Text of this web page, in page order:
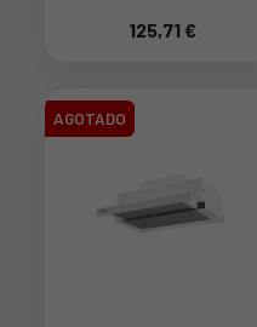
TECNOLOGÍA
125,71 €
AGOTADO